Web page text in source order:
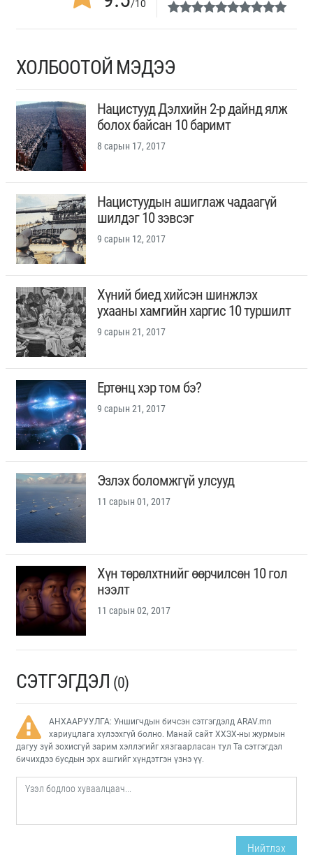
/10
ХОЛБООТОЙ МЭДЭЭ
Нацистууд Дэлхийн 2-р дайнд ялж
болох байсан 10 баримт
8 сарын 17, 2017
Нацистуудын ашиглаж чадаагүй
шилдэг 10 зэвсэг
9 сарын 12, 2017
Хүний биед хийсэн шинжлэх
ухааны хамгийн харгис 10 туршилт
9 сарын 21, 2017
Ертөнц хэр том бэ?
9 сарын 21, 2017
Эзлэх боломжгүй улсууд
11 сарын 01, 2017
Хүн төрөлхтнийг өөрчилсөн 10 гол
нээлт
11 сарын 02, 2017
СЭТГЭГДЭЛ (0)
АНХААРУУЛГА: Уншигчдын бичсэн сэтгэгдэлд ARAV.mn
хариуцлага хүлээхгүй болно. Манай сайт ХХЗХ-ны журмын
дагуу зүй зохисгүй зарим хэллэгийг хязгаарласан тул Та сэтгэгдэл
бичихдээ бусдын эрх ашгийг хүндэтгэн үзнэ үү.
Нийтлэх